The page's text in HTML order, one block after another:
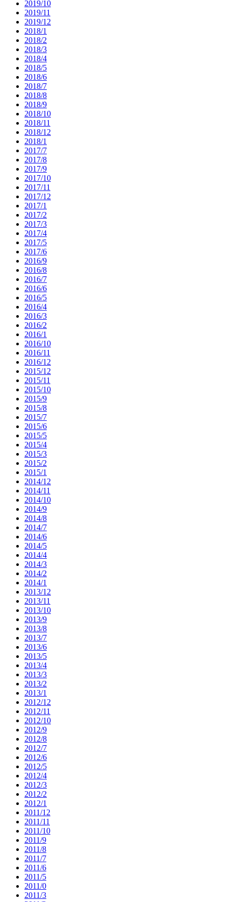
2019/10
2019/11
2019/12
2018/1
2018/2
2018/3
2018/4
2018/5
2018/6
2018/7
2018/8
2018/9
2018/10
2018/11
2018/12
2018/1
2017/7
2017/8
2017/9
2017/10
2017/11
2017/12
2017/1
2017/2
2017/3
2017/4
2017/5
2017/6
2016/9
2016/8
2016/7
2016/6
2016/5
2016/4
2016/3
2016/2
2016/1
2016/10
2016/11
2016/12
2015/12
2015/11
2015/10
2015/9
2015/8
2015/7
2015/6
2015/5
2015/4
2015/3
2015/2
2015/1
2014/12
2014/11
2014/10
2014/9
2014/8
2014/7
2014/6
2014/5
2014/4
2014/3
2014/2
2014/1
2013/12
2013/11
2013/10
2013/9
2013/8
2013/7
2013/6
2013/5
2013/4
2013/3
2013/2
2013/1
2012/12
2012/11
2012/10
2012/9
2012/8
2012/7
2012/6
2012/5
2012/4
2012/3
2012/2
2012/1
2011/12
2011/11
2011/10
2011/9
2011/8
2011/7
2011/6
2011/5
2011/0
2011/3